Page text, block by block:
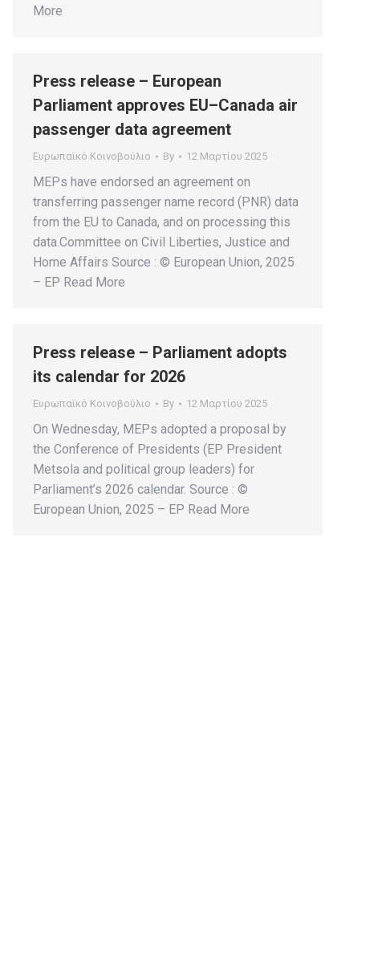
More
Press release – European
Parliament approves EU–Canada air
passenger data agreement
Ευρωπαϊκό Κοινοβούλιο By 12 Μαρτίου 2025
MEPs have endorsed an agreement on
transferring passenger name record (PNR) data
from the EU to Canada, and on processing this
data.Committee on Civil Liberties, Justice and
Home Affairs Source : © European Union, 2025
– EP Read More
Press release – Parliament adopts
its calendar for 2026
Ευρωπαϊκό Κοινοβούλιο By 12 Μαρτίου 2025
On Wednesday, MEPs adopted a proposal by
the Conference of Presidents (EP President
Metsola and political group leaders) for
Parliament’s 2026 calendar. Source : ©
European Union, 2025 – EP Read More